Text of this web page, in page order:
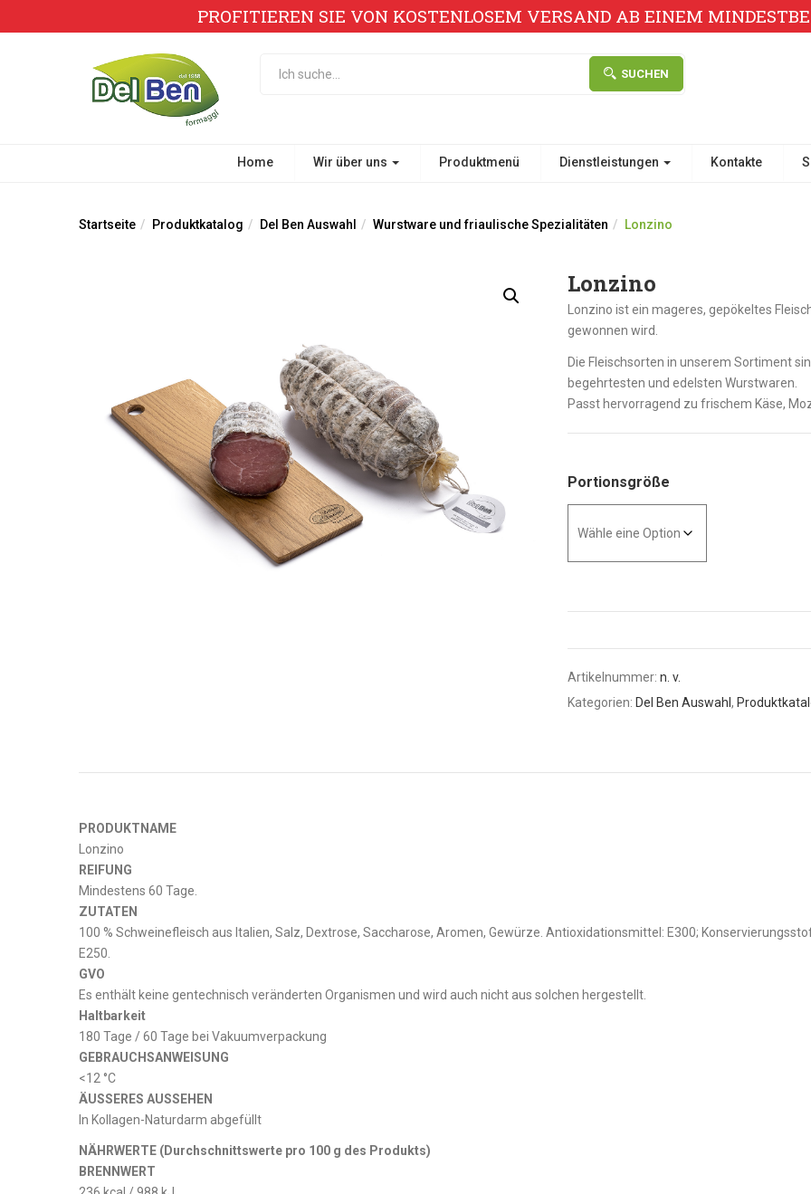
PROFITIEREN SIE VON KOSTENLOSEM VERSAND AB EINEM
SUCHEN
Home Wir über uns Produktmenü Dienstleistungen Kontakte
Startseite Produktkatalog Del Ben Auswahl Wurstware und friaulische Spezialitäten Lonzino
Lonzino
Lonzino ist ein mageres, gepökeltes
gewonnen wird.
Die Fleischsorten in unserem Sortiment
begehrtesten und edelsten Wurstwaren.
Passt hervorragend zu frischem Käse,
Portionsgröße
Artikelnummer: n. v.
Kategorien: Del Ben Auswahl,
PRODUKTNAME
Lonzino
REIFUNG
Mindestens 60 Tage.
ZUTATEN
100 % Schweinefleisch aus Italien, Salz, Dextrose, Saccharose, Aromen, Gewürze. Antioxidationsmittel: E300;
E250.
GVO
Es enthält keine gentechnisch veränderten Organismen und wird auch nicht aus solchen hergestellt.
Haltbarkeit
180 Tage / 60 Tage bei Vakuumverpackung
GEBRAUCHSANWEISUNG
<12 °C
ÄUSSERES AUSSEHEN
In Kollagen-Naturdarm abgefüllt
NÄHRWERTE (Durchschnittswerte pro 100 g des Produkts)
BRENNWERT